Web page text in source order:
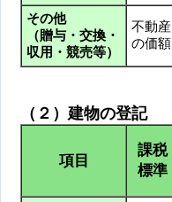
その他
（贈与・交換・
収用・競売等）
不動産
の価額
（２）建物の登記
項目
課税
標準